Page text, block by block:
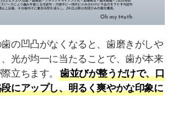
の凹凸がなくなると、歯磨きがしや
光が均一に当たることで、歯が本来
立ちます。
歯並びが整うだけで、口
にアップし、明るく爽やかな印象に